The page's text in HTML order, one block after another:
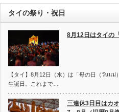
タイの祭り・祝日
8月12日はタイの
【タイ】8月12日（水）は「母の日（วันแ
生誕日。これまで…
三連休3日目はカ